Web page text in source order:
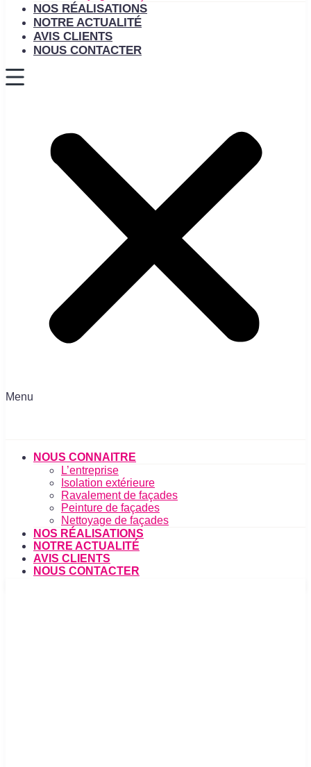
NOS RÉALISATIONS
NOTRE ACTUALITÉ
AVIS CLIENTS
NOUS CONTACTER
Menu
NOUS CONNAITRE
L’entreprise
Isolation extérieure
Ravalement de façades
Peinture de façades
Nettoyage de façades
NOS RÉALISATIONS
NOTRE ACTUALITÉ
AVIS CLIENTS
NOUS CONTACTER